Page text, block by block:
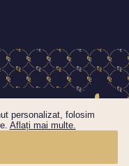
FlorideLux.ro
personalizat, folosim
Aflați mai multe.